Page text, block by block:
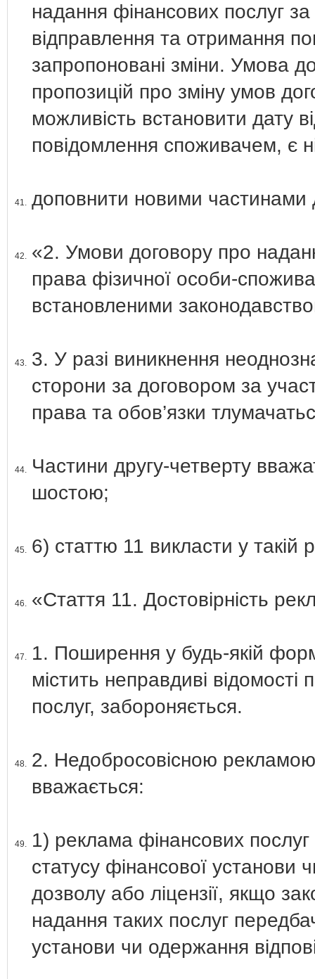
надання фінансових послуг
відправлення та отримання
запропоновані зміни. Умова
пропозицій про зміну умов
можливість встановити дату
повідомлення споживачем, є
41. доповнити новими частинами
42. «2. Умови договору про
права фізичної особи-
встановленими
43. 3. У разі виникнення
сторони за договором за
права та обов’язки
44.
Частини другу-четверту
шостою;
45. 6) статтю 11 викласти у такій
46. «Стаття 11. Достовірність
47.
1. Поширення у будь-якій
містить неправдиві відомості
послуг, забороняється.
48. 2. Недобросовісною
вважається:
49.
1) реклама фінансових
статусу фінансової установи
дозволу або ліцензії, якщо
надання таких послуг
установи чи одержання